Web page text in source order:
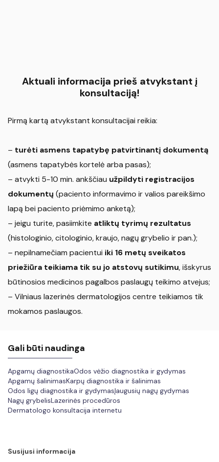
Aktuali informacija prieš atvykstant į
konsultaciją!
Pirmą kartą atvykstant konsultacijai reikia:
– turėti asmens tapatybę patvirtinantį dokumentą
(asmens tapatybės kortelė arba pasas);
– atvykti 5-10 min. ankščiau užpildyti registracijos
dokumentų (paciento informavimo ir valios pareikšimo
lapą bei paciento priėmimo anketą);
– jeigu turite, pasiimkite atliktų tyrimų rezultatus
(histologinio, citologinio, kraujo, nagų grybelio ir pan.);
– nepilnamečiam pacientui iki 16 metų sveikatos
priežiūra teikiama tik su jo atstovų sutikimu, išskyrus
būtinosios medicinos pagalbos paslaugų teikimo atvejus;
– Vilniaus lazerinės dermatologijos centre teikiamos tik
mokamos paslaugos.
Gali būti naudinga
Apgamų diagnostikaOdos vėžio diagnostika ir gydymas
Apgamų šalinimasKarpų diagnostika ir šalinimas
Odos ligų diagnostika ir gydymasĮaugusių nagų gydymas
Nagų grybelisLazerinės procedūros
Dermatologo konsultacija internetu
Susijusi informacija